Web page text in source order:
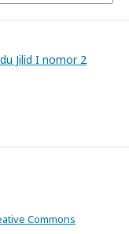
Jilid I nomor 2
Commons